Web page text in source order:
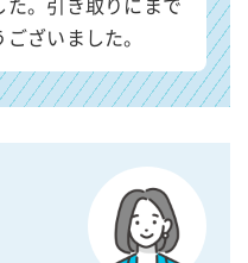
ざいました。